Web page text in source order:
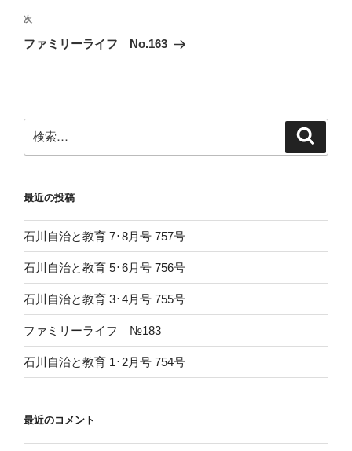
ビ
ゲ
ン
稿
次
の
次
ファミリーライフ No.163
索:
最近の投稿
石川自治と教育 7･8月号 757号
石川自治と教育 5･6月号 756号
石川自治と教育 3･4月号 755号
ファミリーライフ №183
石川自治と教育 1･2月号 754号
最近のコメント